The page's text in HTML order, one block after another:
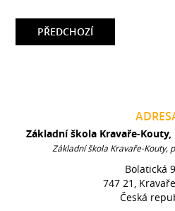
PŘEDCHOZÍ
Základní škola Kravaře-
Základní škola Kravaře-Kouty,
Bolatická
747 21,
Česká